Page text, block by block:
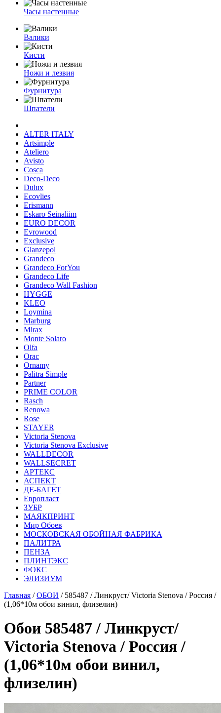
Часы настенные
Валики
Кисти
Ножи и лезвия
Фурнитура
Шпатели
ALTER ITALY
Artsimple
Ateliero
Avisto
Cosca
Deco-Deco
Dulux
Ecovlies
Erismann
Eskaro Seinaliim
EURO DECOR
Evrowood
Exclusive
Glanzepol
Grandeco
Grandeco ForYou
Grandeco Life
Grandeco Wall Fashion
HYGGE
KLEO
Loymina
Marburg
Mirax
Monte Solaro
Olfa
Orac
Ornamy
Palitra Simple
Partner
PRIME COLOR
Rasch
Renowa
Rose
STAYER
Victoria Stenova
Victoria Stenova Exclusive
WALLDECOR
WALLSECRET
АРТЕКС
АСПЕКТ
ДЕ-БАГЕТ
Европласт
ЗУБР
МАЯКПРИНТ
Мир Обоев
МОСКОВСКАЯ ОБОЙНАЯ ФАБРИКА
ПАЛИТРА
ПЕНЗА
ПЛИНТЭКС
ФОКС
ЭЛИЗИУМ
Главная /ОБОИ / 585487 / Линкруст/ Victoria Stenova / Россия /
(1,06*10м обои винил, флизелин)
Обои 585487 / Линкруст/
Victoria Stenova / Россия /
(1,06*10м обои винил,
флизелин)